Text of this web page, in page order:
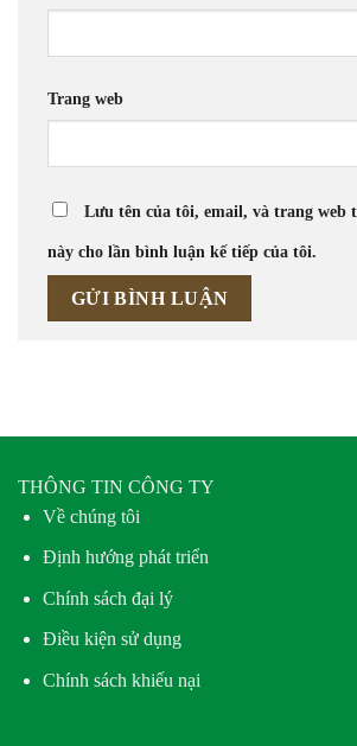
Trang web
Lưu tên của tôi, email, và trang web
này cho lần bình luận kế tiếp của tôi.
THÔNG TIN CÔNG TY
Về chúng tôi
Định hướng phát triển
Chính sách đại lý
Điều kiện sử dụng
Chính sách khiếu nại